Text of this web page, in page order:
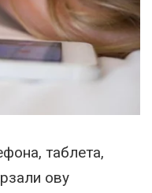
таблета,
ову